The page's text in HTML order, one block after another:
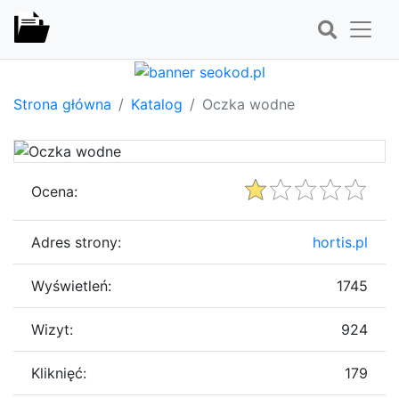
Strona główna Katalog Oczka wodne
Ocena:
Adres strony: hortis.pl
Wyświetleń: 1745
Wizyt: 924
Kliknięć: 179